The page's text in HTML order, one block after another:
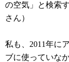
の空気」と検索
さん）
私も、2011年に
ブに使っていな